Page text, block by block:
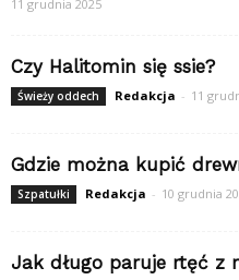
11 grudnia 2025
Czy Halitomin się ssie?
Świeży oddech Redakcja - 11
Gdzie można kupić
Szpatułki Redakcja - 10 grudnia
Jak długo paruje rtęć z